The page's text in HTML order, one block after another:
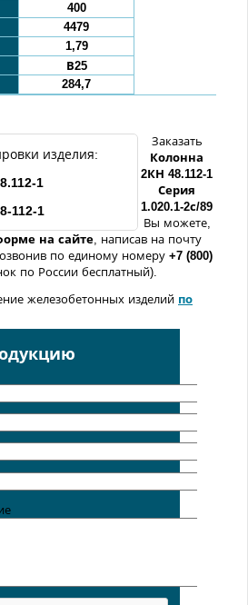
400
4479
1,79
В25
284,7
изделия:
-1
112-1
Заказать
Колонна
2КН 48.112-1
Серия
1.020.1-2с/89
Вы можете,
на сайте, написав на почту
по единому номеру +7 (800)
по России бесплатный).
железобетонных изделий по
Петербурге